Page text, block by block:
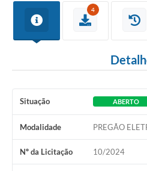
4
Situação ABERTO
Modalidade PREGÃO
Nº da Licitação 10/2024